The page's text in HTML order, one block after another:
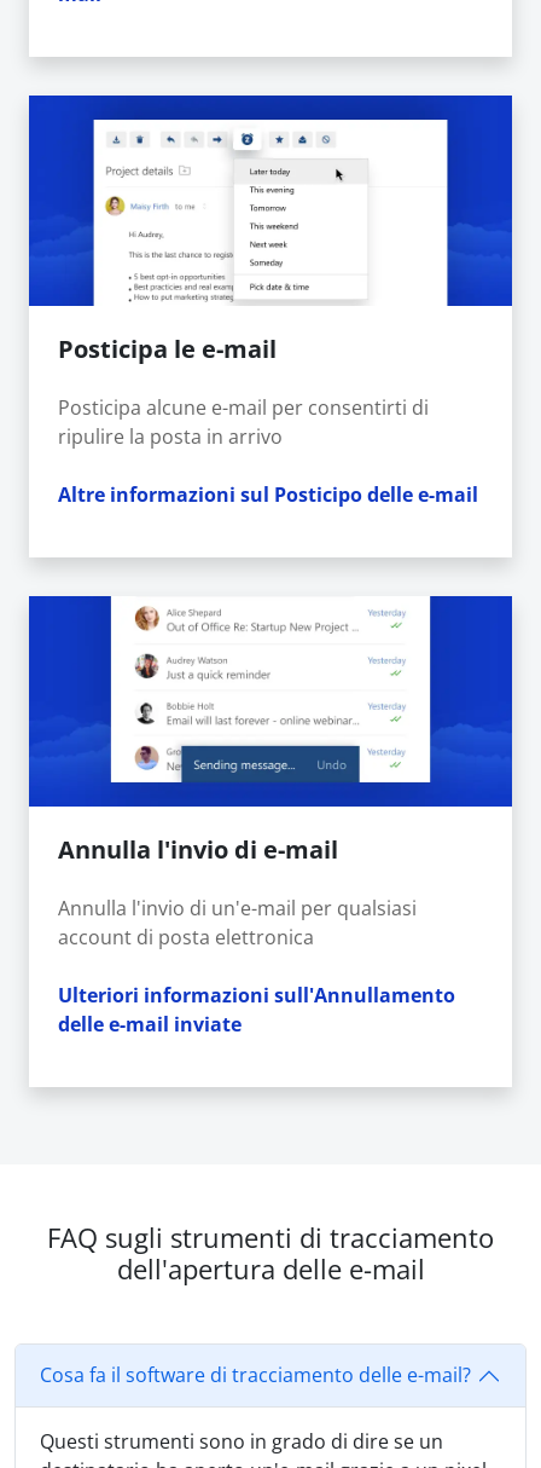
Posticipa le e-mail
Posticipa alcune e-mail per consentirti di
ripulire la posta in arrivo
Altre informazioni sul Posticipo delle e-mail
Annulla l'invio di e-mail
Annulla l'invio di un'e-mail per qualsiasi
account di posta elettronica
Ulteriori informazioni sull'Annullamento
delle e-mail inviate
FAQ sugli strumenti di tracciamento
dell'apertura delle e-mail
Cosa fa il software di tracciamento delle e-mail?
Questi strumenti sono in grado di dire se un